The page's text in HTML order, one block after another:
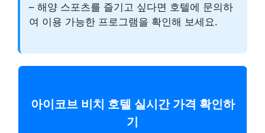
– 해양 스포츠를 즐기고 싶다면 호텔에 문의하
여 이용 가능한 프로그램을 확인해 보세요.
아이코브 비치 호텔 실시간 가격 확인하
기